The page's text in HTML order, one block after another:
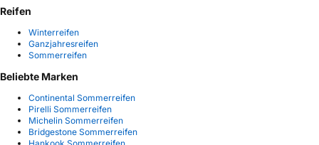
Reifen
Winterreifen
Ganzjahresreifen
Sommerreifen
Beliebte Marken
Continental Sommerreifen
Pirelli Sommerreifen
Michelin Sommerreifen
Bridgestone Sommerreifen